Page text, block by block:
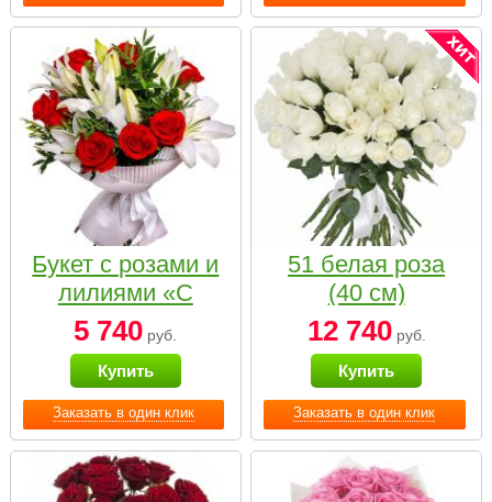
Заказать в один клик
Букет с розами и
лилиями «С
наилучшими
пожеланиями»
5 740 руб.
Купить
Заказать в один клик
51 белая роза
(40 см)
12 740руб.
Купить